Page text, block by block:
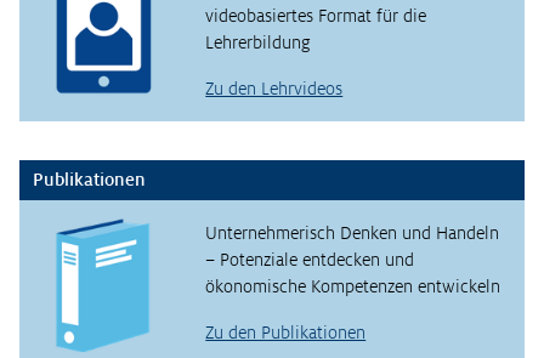
videobasiertes Format für die
Lehrerbildung
Zu den Lehrvideos
Publikationen
Unternehmerisch Denken und Handeln
– Potenziale entdecken und
ökonomische Kompetenzen entwickeln
Zu den Publikationen